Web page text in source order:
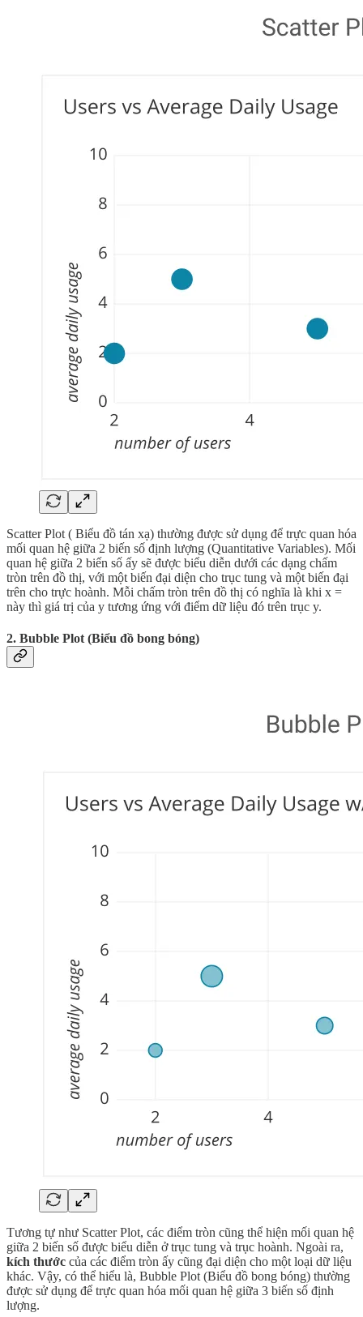
Scatter Plot ( Biểu đồ tán xạ) thường được sử dụng để trực quan hóa
mối quan hệ giữa 2 biến số định lượng (Quantitative Variables). Mối
quan hệ giữa 2 biến số ấy sẽ được biểu diễn dưới các dạng chấm
tròn trên đồ thị, với một biến đại diện cho trục tung và một biến đại
trên cho trực hoành. Mỗi chấm tròn trên đồ thị có nghĩa là khi x =
này thì giá trị của y tương ứng với điểm dữ liệu đó trên trục y.
2. Bubble Plot (Biểu đồ bong bóng)
Tương tự như Scatter Plot, các điểm tròn cũng thể hiện mối quan hệ
giữa 2 biến số được biểu diễn ở trục tung và trục hoành. Ngoài ra,
kích thước của các điểm tròn ấy cũng đại diện cho một loại dữ liệu
khác. Vậy, có thể hiểu là, Bubble Plot (Biểu đồ bong bóng) thường
được sử dụng để trực quan hóa mối quan hệ giữa 3 biến số định
lượng.